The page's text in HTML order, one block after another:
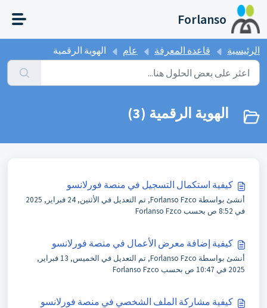
التخطّي إلى المحتوى الرئيسي
Forlanso
الرئيسية قاعدة المعرفة عام الهوية الرقمية
الهوية الرقمية (3)
كيفية استكمال التسجيل في منصة فورلانسو
أنشئ بواسطة Forlanso Fzco, تم التعديل في الأثنين, 24 فبراير, 2025
في 8:52 ص بحسب Forlanso Fzco
كيفية إضافة معرض الأعمال في منصة فورلانسو
أنشئ بواسطة Forlanso Fzco, تم التعديل في الخميس, 13 فبراير,
2025 في 10:47 ص بحسب Forlanso Fzco
كيفية مشاركة الملف الشخصي في منصة فورلانسو